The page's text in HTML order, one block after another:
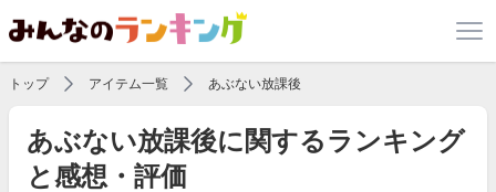
トップ アイテム一覧 あぶない放課後
あぶない放課後に関するランキング
と感想・評価